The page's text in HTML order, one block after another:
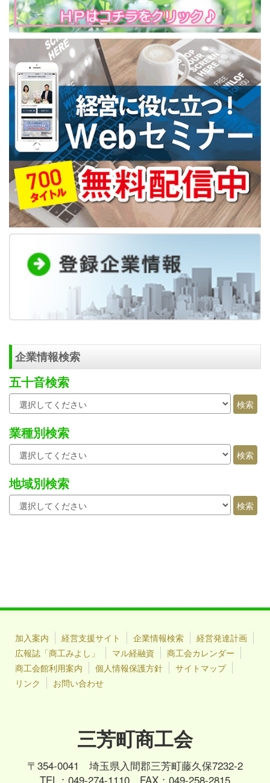
企業情報検索
五十音検索
業種別検索
地域別検索
加入案内 経営支援サイト 企業情報検索
経営発達計画
広報誌「商工みよし」
マル経融資
商工会カレンダー
商工会館利用案内
個人情報保護方針
サイトマップ
リンク
お問い合わせ
三芳町商工会
〒354-0041 埼玉県入間郡三芳町藤久保7232-2
TEL：049-274-1110 FAX：049-258-2815